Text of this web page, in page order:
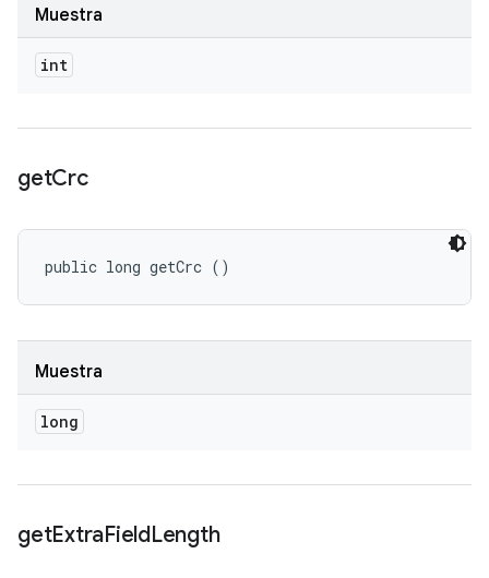
Muestra
int
getCrc
public long getCrc ()
Muestra
long
getExtraFieldLength